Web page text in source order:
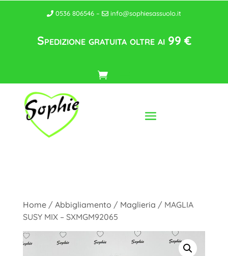
0536 806546 – info@sophiesassuolo.it
Spedizione gratuita oltre ai 99 €
Home/ Abbigliamento / Maglieria / MAGLIA
SUSY MIX – SXMGM92065